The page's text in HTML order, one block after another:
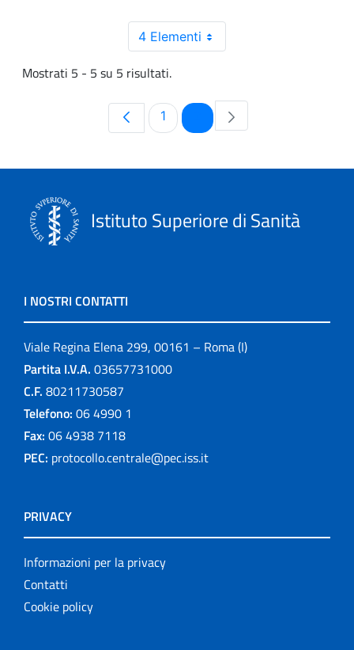
4 Elementi
Mostrati 5 - 5 su 5 risultati.
Pagina
1 Pagina
Istituto Superiore di Sanità
I NOSTRI CONTATTI
Viale Regina Elena 299, 00161 – Roma (I)
Partita I.V.A. 03657731000
C.F. 80211730587
Telefono: 06 4990 1
Fax: 06 4938 7118
PEC: protocollo.centrale@pec.iss.it
PRIVACY
Informazioni per la privacy
Contatti
Cookie policy